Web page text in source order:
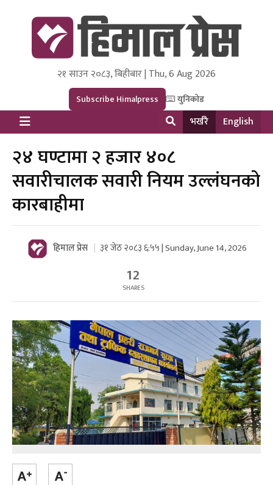
Himal Press
Dot NewsyNepal Media and Research Pvt Ltd.
२१ साउन २०८३, बिहीबार | Thu, 6 Aug 2026
Subscribe Himalpress युनिकोड
भर्खरै English
२४ घण्टामा २ हजार ४०८
सवारीचालक सवारी नियम उल्लंघनको
कारबाहीमा
हिमाल प्रेस ३१ जेठ २०८३ ६:५५ | Sunday, June 14, 2026
12
SHARES